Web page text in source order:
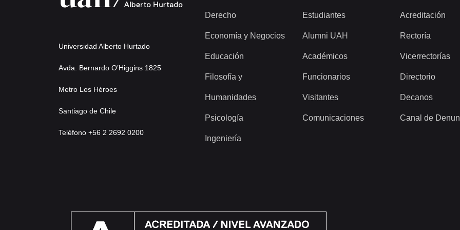
Universidad Alberto Hurtado
Avda. Bernardo O’Higgins 1825
Metro Los Héroes
Santiago de Chile
Teléfono +56 2 2692 0200
Derecho
Economía y Negocios
Educación
Filosofía y
Humanidades
Psicología
Ingeniería
Estudiantes
Alumni UAH
Académicos
Funcionarios
Visitantes
Comunicaciones
Acreditación
Rectoría
Vicerrectorías
Directorio
Decanos
Canal de